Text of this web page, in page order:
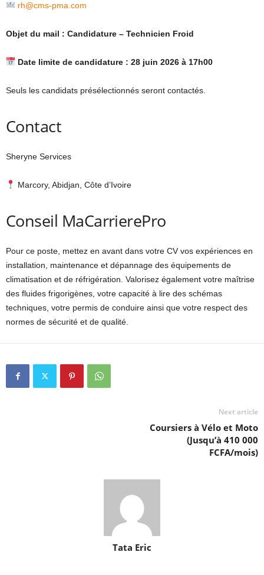
rh@cms-pma.com
Objet du mail : Candidature – Technicien Froid
Date limite de candidature : 28 juin 2026 à 17h00
Seuls les candidats présélectionnés seront contactés.
Contact
Sheryne Services
Marcory, Abidjan, Côte d’Ivoire
Conseil MaCarrierePro
Pour ce poste, mettez en avant dans votre CV vos expériences en
installation, maintenance et dépannage des équipements de
climatisation et de réfrigération. Valorisez également votre maîtrise
des fluides frigorigènes, votre capacité à lire des schémas
techniques, votre permis de conduire ainsi que votre respect des
normes de sécurité et de qualité.
Next article
Coursiers à Vélo et Moto
(Jusqu’à 410 000
FCFA/mois)
Tata Eric